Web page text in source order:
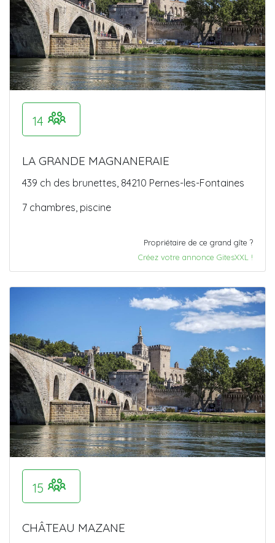
14
LA GRANDE MAGNANERAIE
439 ch des brunettes, 84210 Pernes-les-Fontaines
7 chambres, piscine
Propriétaire de ce grand gîte ?
Créez votre annonce GitesXXL !
15
CHÂTEAU MAZANE